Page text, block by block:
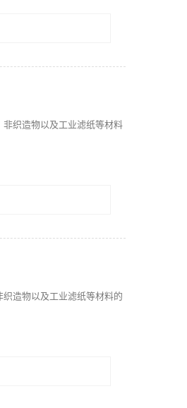
织造物以及工业滤纸等材料
织造物以及工业滤纸等材料的